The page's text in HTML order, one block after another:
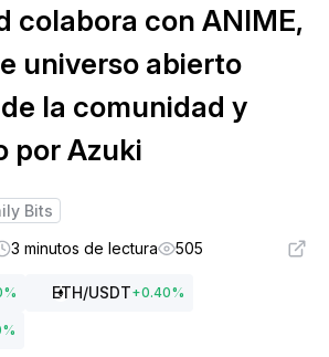
colabora con ANIME,
universo abierto
la comunidad y
por Azuki
Bits
3 minutos de lectura 505
% ETH/USDT+0.40%
%